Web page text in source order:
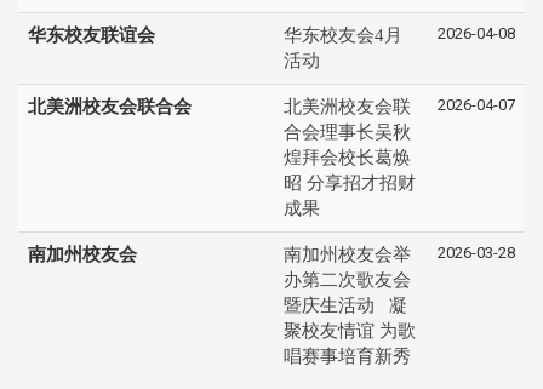
华东校友联谊会
华东校友会4月
活动
2026-04-08
北美洲校友会联合会
北美洲校友会联
合会理事长吴秋
煌拜会校长葛焕
昭 分享招才招财
成果
2026-04-07
南加州校友会
南加州校友会举
办第二次歌友会
暨庆生活动 凝
聚校友情谊 为歌
唱赛事培育新秀
2026-03-28